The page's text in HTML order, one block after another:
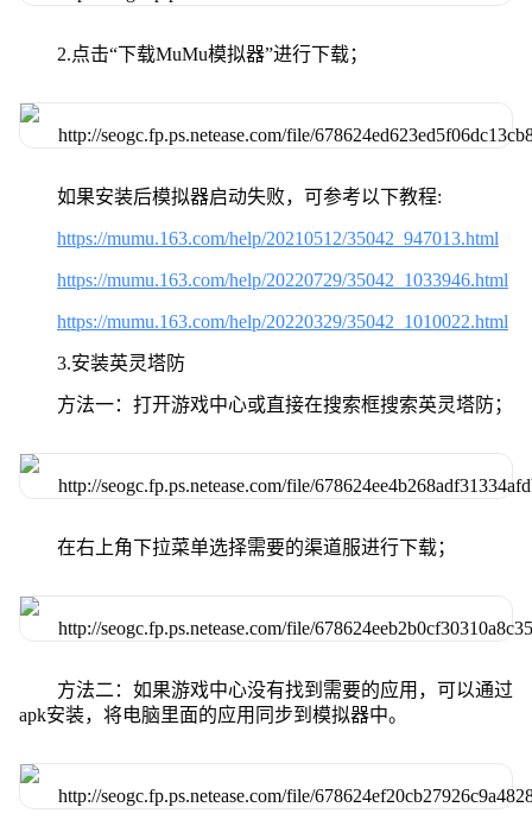
2.点击“下载MuMu模拟器”进行下载；
如果安装后模拟器启动失败，可参考以下教程:
https://mumu.163.com/help/20210512/35042_947013.html
https://mumu.163.com/help/20220729/35042_1033946.html
https://mumu.163.com/help/20220329/35042_1010022.html
3.安装英灵塔防
方法一：打开游戏中心或直接在搜索框搜索英灵塔防；
在右上角下拉菜单选择需要的渠道服进行下载；
方法二：如果游戏中心没有找到需要的应用，可以通过
apk安装，将电脑里面的应用同步到模拟器中。